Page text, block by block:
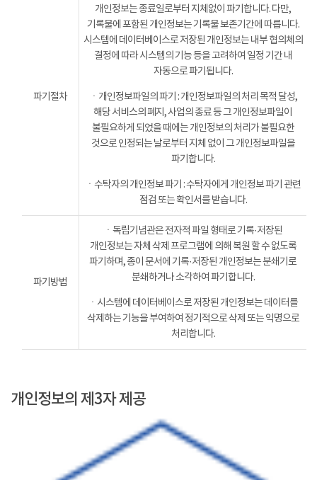
파기절차
개인정보는 종료일로부터 지체없이 파기합니다. 다만,
기록물에 포함된 개인정보는 기록물 보존기간에 따릅니다.
시스템에 데이터베이스로 저장된 개인정보는 내부 협의체의
결정에 따라 시스템의 기능 등을 고려하여 일정 기간 내
자동으로 파기됩니다.
ㆍ개인정보파일의 파기 : 개인정보파일의 처리 목적 달성,
해당 서비스의 폐지, 사업의 종료 등 그 개인정보파일이
불필요하게 되었을 때에는 개인정보의 처리가 불필요한
것으로 인정되는 날로부터 지체 없이 그 개인정보파일을
파기합니다.
ㆍ수탁자의 개인정보 파기 : 수탁자에게 개인정보 파기 관련
점검 또는 확인서를 받습니다.
파기방법
ㆍ독립기념관은 전자적 파일 형태로 기록·저장된
개인정보는 자체 삭제 프로그램에 의해 복원 할 수 없도록
파기하며, 종이 문서에 기록·저장된 개인정보는 분쇄기로
분쇄하거나 소각하여 파기합니다.
ㆍ시스템에 데이터베이스로 저장된 개인정보는 데이터를
삭제하는 기능을 부여하여 정기적으로 삭제 또는 익명으로
처리합니다.
개인정보의 제3자 제공